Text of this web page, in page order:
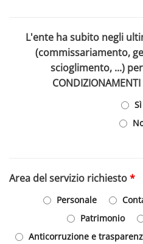
L'ente ha subito negli
(commissariamento,
scioglimento, ...) per
Sì
Area del servizio richiesto*
Personale
Patrimonio
Anticorruzione e